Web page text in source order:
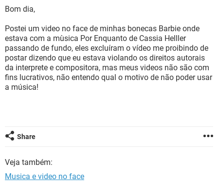
INSTAGRAM
OUTLOOK
INSTAGRAM GMAIL
GUIA DE COMPRAS
JOGOS
OUTLOOK EXCEL
INSTAGRAM GMAIL
GUIA DE COMPRAS
Bom dia,
Postei um video no face de minhas bonecas Barbie onde
estava com a mùsica Por Enquanto de Cassia Helller
passando de fundo, eles excluíram o vídeo me proibindo de
postar dizendo que eu estava violando os direitos autorais
da interprete e compositora, mas meus videos não são com
fins lucrativos, não entendo qual o motivo de não poder usar
a música!
Share
Veja também:
Musica e video no face